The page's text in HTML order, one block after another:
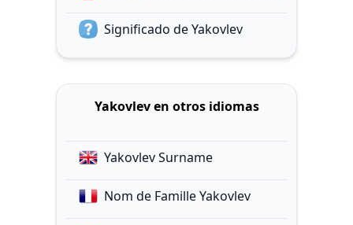
Significado de Yakovlev
Yakovlev en otros idiomas
Yakovlev Surname
Nom de Famille Yakovlev